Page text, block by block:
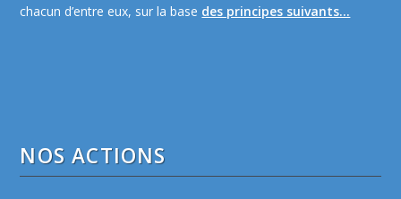
chacun d’entre eux, sur la base des principes suivants...
NOS ACTIONS